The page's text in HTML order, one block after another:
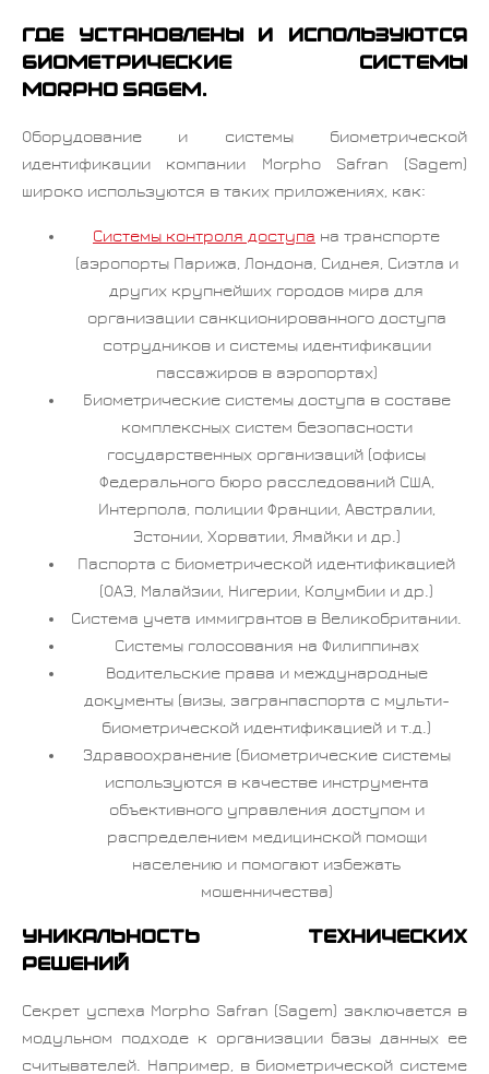
Где установлены и используются
биометрические системы
Morpho Sagem.
Оборудование и системы биометрической
идентификации компании Morpho Safran (Sagem)
широко используются в таких приложениях, как:
Системы контроля доступа на транспорте
(аэропорты Парижа, Лондона, Сиднея, Сиэтла и
других крупнейших городов мира для
организации санкционированного доступа
сотрудников и системы идентификации
пассажиров в аэропортах)
Биометрические системы доступа в составе
комплексных систем безопасности
государственных организаций (офисы
Федерального бюро расследований США,
Интерпола, полиции Франции, Австралии,
Эстонии, Хорватии, Ямайки и др.)
Паспорта с биометрической идентификацией
(ОАЭ, Малайзии, Нигерии, Колумбии и др.)
Система учета иммигрантов в Великобритании.
Системы голосования на Филиппинах
Водительские права и международные
документы (визы, загранпаспорта с мульти-
биометрической идентификацией и т.д.)
Здравоохранение (биометрические системы
используются в качестве инструмента
объективного управления доступом и
распределением медицинской помощи
населению и помогают избежать
мошенничества)
Уникальность технических
решений
Секрет успеха Morpho Safran (Sagem) заключается в
модульном подходе к организации базы данных ее
считывателей. Например, в биометрической системе